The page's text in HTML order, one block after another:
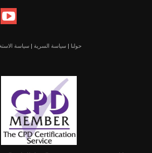
حولنا |سياسة السرية |سياسة